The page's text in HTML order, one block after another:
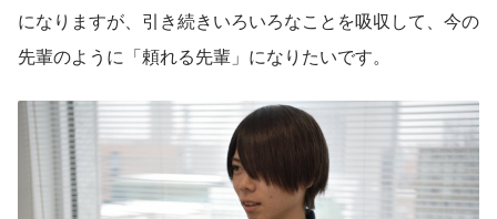
になりますが、引き続きいろいろなことを吸収して、今の
先輩のように「頼れる先輩」になりたいです。